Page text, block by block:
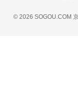
© 2026 SOGOU.COM